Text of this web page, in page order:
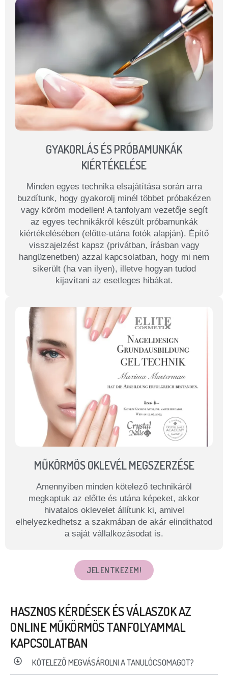
GYAKORLÁS ÉS PRÓBAMUNKÁK
KIÉRTÉKELÉSE
Minden egyes technika elsajátítása során arra
buzdítunk, hogy gyakorolj minél többet próbakézen
vagy köröm modellen! A tanfolyam vezetője segít
az egyes technikákról készült próbamunkák
kiértékelésében (előtte-utána fotók alapján). Építő
visszajelzést kapsz (privátban, írásban vagy
hangüzenetben) azzal kapcsolatban, hogy mi nem
sikerült (ha van ilyen), illetve hogyan tudod
kijavítani az esetleges hibákat.
MŰKÖRMÖS OKLEVÉL MEGSZERZÉSE
Amennyiben minden kötelező technikáról
megkaptuk az előtte és utána képeket, akkor
hivatalos oklevelet állítunk ki, amivel
elhelyezkedhetsz a szakmában de akár elindithatod
a saját vállalkozásodat is.
JELENTKEZEM!
HASZNOS KÉRDÉSEK ÉS VÁLASZOK AZ
ONLINE MŰKÖRMÖS TANFOLYAMMAL
KAPCSOLATBAN
KÖTELEZŐ MEGVÁSÁROLNI A TANULÓCSOMAGOT?